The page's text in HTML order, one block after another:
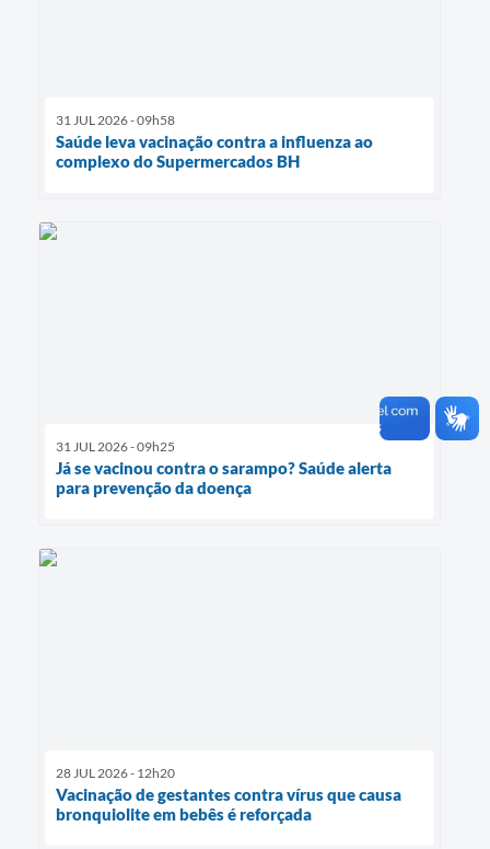
31 JUL 2026 - 09h58
Saúde leva vacinação contra a influenza ao
complexo do Supermercados BH
31 JUL 2026 - 09h25
Já se vacinou contra o sarampo? Saúde alerta
para prevenção da doença
28 JUL 2026 - 12h20
Vacinação de gestantes contra vírus que causa
bronquiolite em bebês é reforçada